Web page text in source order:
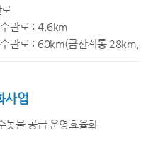
관로 : 4.6km
관로 : 60km(금산계통 28km, 진
사업
돗물 공급 운영효율화